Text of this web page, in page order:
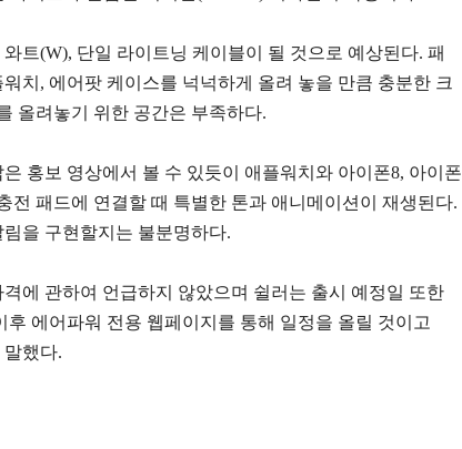
트(W), 단일 라이트닝 케이블이 될 것으로 예상된다. 패
치, 에어팟 케이스를 넉넉하게 올려 놓을 만큼 충분한 크
올려놓기 위한 공간은 부족하다.
홍보 영상에서 볼 수 있듯이 애플워치와 아이폰8, 아이폰
전 패드에 연결할 때 특별한 톤과 애니메이션이 재생된다.
을 구현할지는 불분명하다.
에 관하여 언급하지 않았으며 쉴러는 출시 예정일 또한
후 에어파워 전용 웹페이지를 통해 일정을 올릴 것이고
말했다.